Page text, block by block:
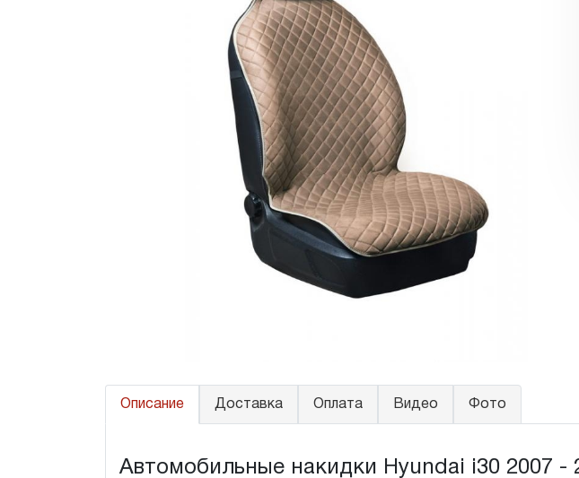
Описание Доставка Оплата Видео Фото
Автомобильные накидки Hyundai i30 2007 -